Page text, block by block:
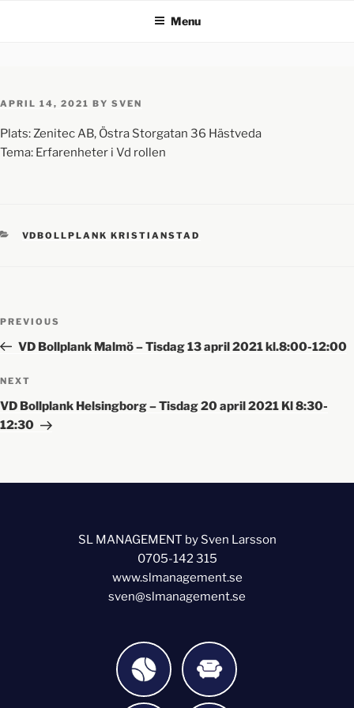
Menu
APRIL 14, 2021 BY SVEN
Plats: Zenitec AB, Östra Storgatan 36 Hästveda
Tema: Erfarenheter i Vd rollen
VDBOLLPLANK KRISTIANSTAD
PREVIOUS
VD Bollplank Malmö – Tisdag 13 april 2021 kl.8:00-12:00
NEXT
VD Bollplank Helsingborg – Tisdag 20 april 2021 Kl 8:30-
12:30
SL MANAGEMENT by Sven Larsson
0705-142 315
www.slmanagement.se
sven@slmanagement.se